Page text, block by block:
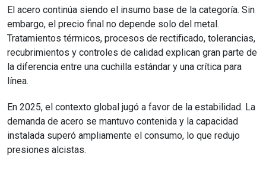
El acero continúa siendo el insumo base de la categoría. Sin
embargo, el precio final no depende solo del metal.
Tratamientos térmicos, procesos de rectificado, tolerancias,
recubrimientos y controles de calidad explican gran parte de
la diferencia entre una cuchilla estándar y una crítica para
línea.
En 2025, el contexto global jugó a favor de la estabilidad. La
demanda de acero se mantuvo contenida y la capacidad
instalada superó ampliamente el consumo, lo que redujo
presiones alcistas.